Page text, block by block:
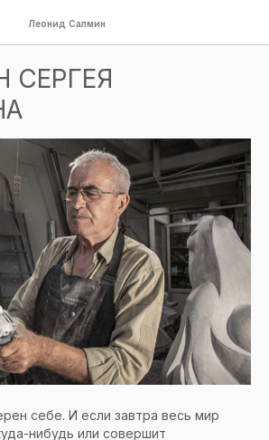
Леонид Салмин
СЕРГЕЯ
себе. И если завтра весь мир
нибудь или совершит